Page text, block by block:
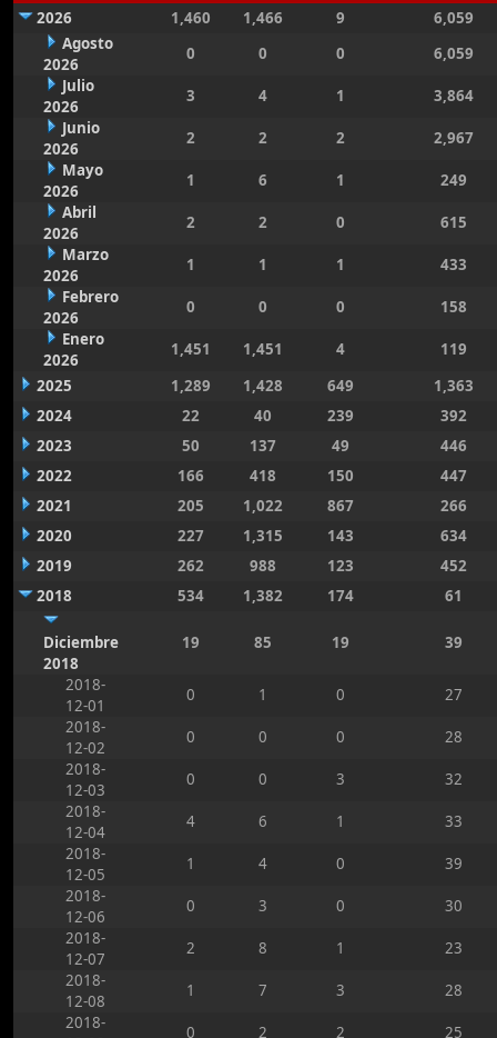
2026
1,460 1,466 9
6,059
Agosto
2026
0 0 0
6,059
Julio
2026
3 4 1
3,864
Junio
2026
2 2 2
2,967
Mayo
2026
1 6 1
249
Abril
2026
2 2 0
615
Marzo
2026
1 1 1
433
Febrero
2026
0 0 0
158
Enero
2026
1,451 1,451 4
119
2025
1,289 1,428 649
1,363
2024
22 40 239
392
2023
50 137 49
446
2022
166 418 150
447
2021
205 1,022 867
266
2020
227 1,315 143
634
2019
262 988 123
452
2018
534 1,382 174 61
Diciembre
2018
19 85 19 39
2018-
12-01
0 1 0
27
2018-
12-02
0 0 0
28
2018-
12-03
0 0 3
32
2018-
12-04
4 6 1
33
2018-
12-05
1 4 0
39
2018-
12-06
0 3 0
30
2018-
12-07
2 8 1
23
2018-
12-08
1 7 3
28
2018-
0 2 2
25